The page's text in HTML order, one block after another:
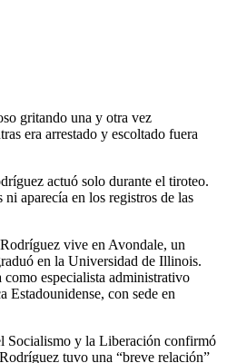
gritando una y otra vez
era arrestado y escoltado fuera
actuó solo durante el tiroteo.
ni aparecía en los registros de las
vive en Avondale, un
en la Universidad de Illinois.
especialista administrativo
Estadounidense, con sede en
Socialismo y la Liberación confirmó
tuvo una “breve relación”